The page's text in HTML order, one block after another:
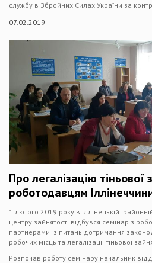
службу в Збройних Силах України за
07.02.2019
Про легалізацію тіньової
роботодавцям
1 лютого 2019 року в Іллінецькій
центру зайнятості відбувся семінар з
партнерами з питань дотримання
робочих місць та легалізації тіньової
Розпочав роботу семінару начальник